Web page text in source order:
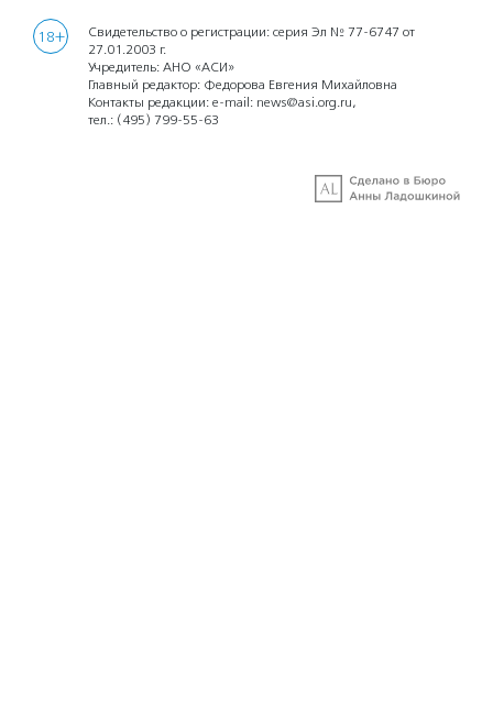
18+
Свидетельство о регистрации: серия Эл № 77-6747 от
27.01.2003 г.
Учредитель: АНО «АСИ»
Главный редактор: Федорова Евгения Михайловна
Контакты редакции: e-mail: news@asi.org.ru,
тел.: (495) 799-55-63